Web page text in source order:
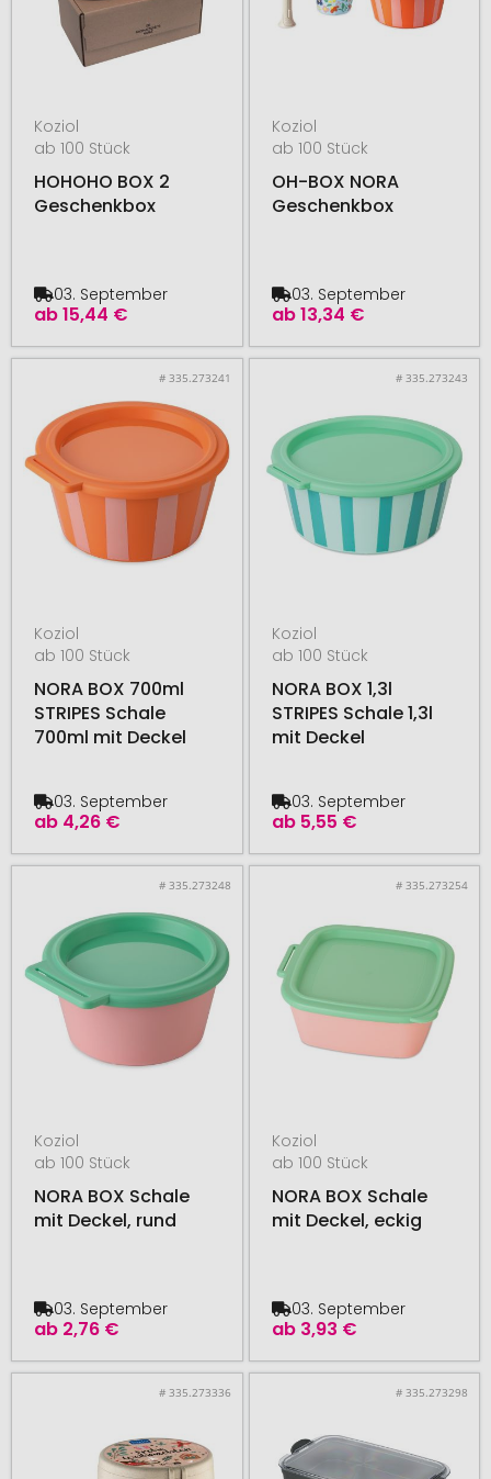
Koziol
ab 100 Stück
HOHOHO BOX 2
Geschenkbox
ab15,44 €
03. September
Koziol
ab 100 Stück
OH-BOX NORA
Geschenkbox
ab13,34 €
03. September
# 335.273241
Koziol
ab 100 Stück
NORA BOX 700ml
STRIPES Schale
700ml mit Deckel
ab 4,26 €
03. September
# 335.273243
Koziol
ab 100 Stück
NORA BOX 1,3l
STRIPES Schale 1,3l
mit Deckel
ab 5,55 €
03. September
# 335.273248
Koziol
ab 100 Stück
NORA BOX Schale
mit Deckel, rund
ab 2,76 €
03. September
# 335.273254
Koziol
ab 100 Stück
NORA BOX Schale
mit Deckel, eckig
ab 3,93 €
03. September
# 335.273336 # 335.273298